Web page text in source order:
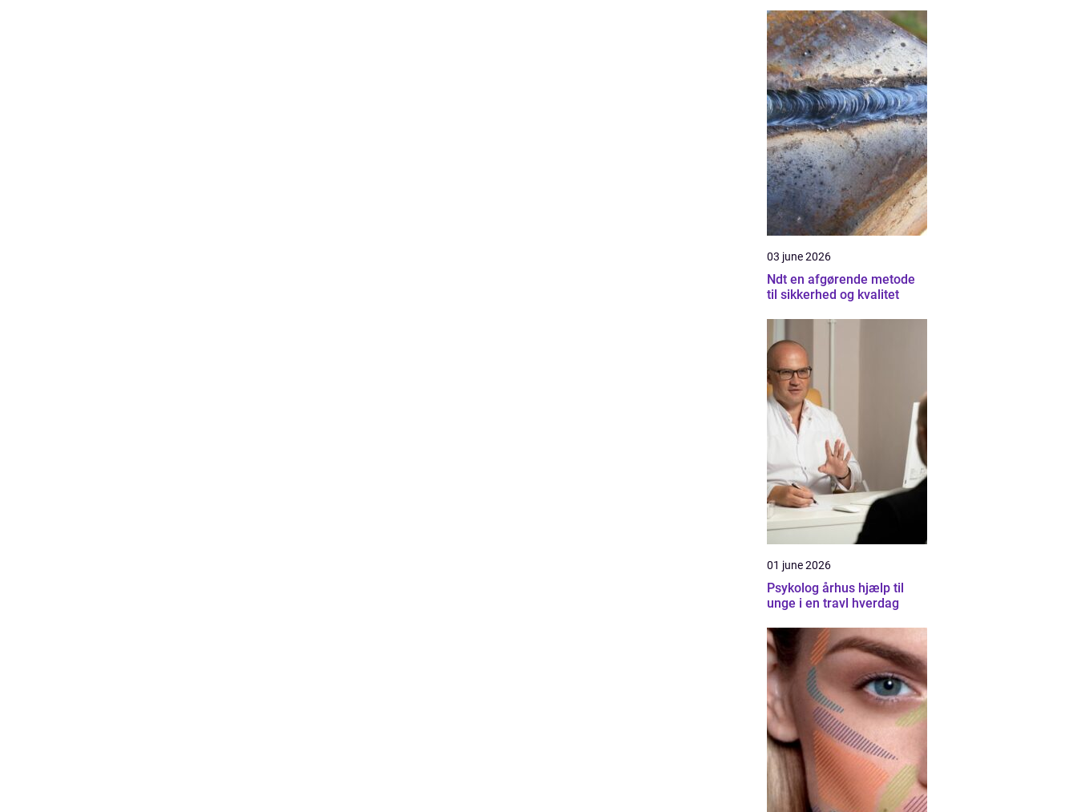
03 june 2026
Ndt en afgørende metode
til sikkerhed og kvalitet
01 june 2026
Psykolog århus hjælp til
unge i en travl hverdag